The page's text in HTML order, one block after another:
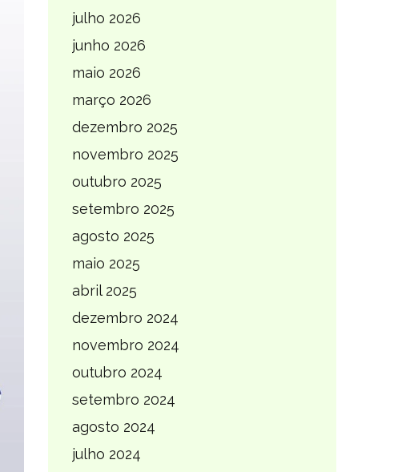
julho 2026
junho 2026
maio 2026
março 2026
dezembro 2025
novembro 2025
outubro 2025
setembro 2025
agosto 2025
maio 2025
abril 2025
dezembro 2024
novembro 2024
outubro 2024
setembro 2024
agosto 2024
julho 2024